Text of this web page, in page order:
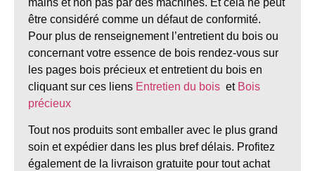
mains et non pas par des machines. Et cela ne peut
être considéré comme un défaut de conformité.
Pour plus de renseignement l’entretient du bois ou
concernant votre essence de bois rendez-vous sur
les pages bois précieux et entretient du bois en
cliquant sur ces liens Entretien du bois et Bois
précieux
Tout nos produits sont emballer avec le plus grand
soin et expédier dans les plus bref délais. Profitez
également de la livraison gratuite pour tout achat